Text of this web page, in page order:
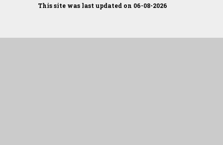
This site was last updated on 06-08-2026